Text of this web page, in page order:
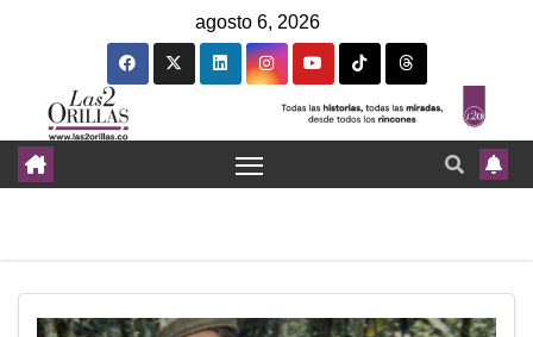
agosto 6, 2026